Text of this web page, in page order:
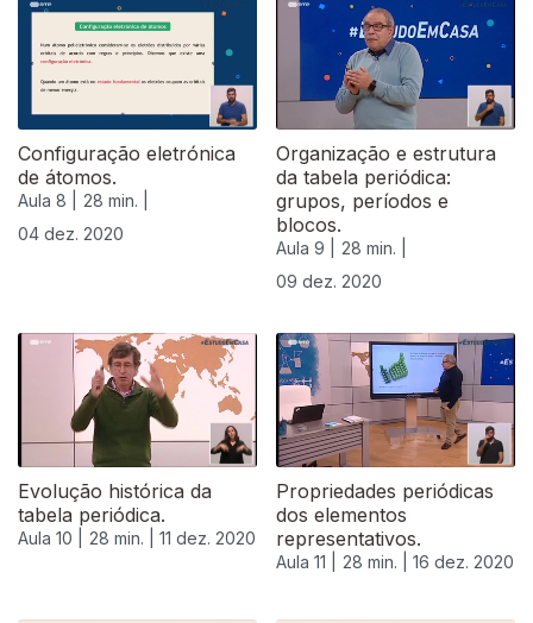
Configuração eletrónica
de átomos.
Aula 8 |
28 min. |
04 dez. 2020
Organização e estrutura
da tabela periódica:
grupos, períodos e
blocos.
Aula 9 |
28 min. |
09 dez. 2020
Evolução histórica da
tabela periódica.
Aula 10 | 28 min. | 11 dez. 2020
Propriedades periódicas
dos elementos
representativos.
Aula 11 | 28 min. | 16 dez. 2020
512066